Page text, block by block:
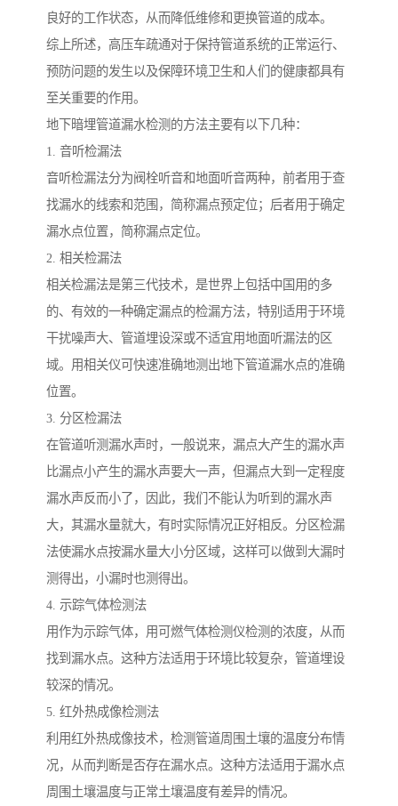
良好的工作状态，从而降低维修和更换管道的成本。
综上所述，高压车疏通对于保持管道系统的正常运行、
预防问题的发生以及保障环境卫生和人们的健康都具有
至关重要的作用。
地下暗埋管道漏水检测的方法主要有以下几种：
1. 音听检漏法
音听检漏法分为阀栓听音和地面听音两种，前者用于查
找漏水的线索和范围，简称漏点预定位；后者用于确定
漏水点位置，简称漏点定位。
2. 相关检漏法
相关检漏法是第三代技术，是世界上包括中国用的多
的、有效的一种确定漏点的检漏方法，特别适用于环境
干扰噪声大、管道埋设深或不适宜用地面听漏法的区
域。用相关仪可快速准确地测出地下管道漏水点的准确
位置。
3. 分区检漏法
在管道听测漏水声时，一般说来，漏点大产生的漏水声
比漏点小产生的漏水声要大一声，但漏点大到一定程度
漏水声反而小了，因此，我们不能认为听到的漏水声
大，其漏水量就大，有时实际情况正好相反。分区检漏
法使漏水点按漏水量大小分区域，这样可以做到大漏时
测得出，小漏时也测得出。
4. 示踪气体检测法
用作为示踪气体，用可燃气体检测仪检测的浓度，从而
找到漏水点。这种方法适用于环境比较复杂，管道埋设
较深的情况。
5. 红外热成像检测法
利用红外热成像技术，检测管道周围土壤的温度分布情
况，从而判断是否存在漏水点。这种方法适用于漏水点
周围土壤温度与正常土壤温度有差异的情况。